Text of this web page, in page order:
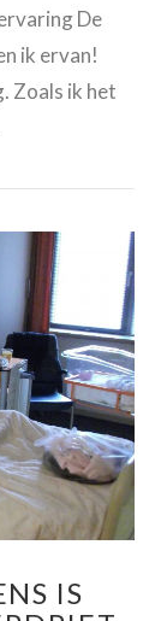
De
ik ervan!
Zoals ik het
IS